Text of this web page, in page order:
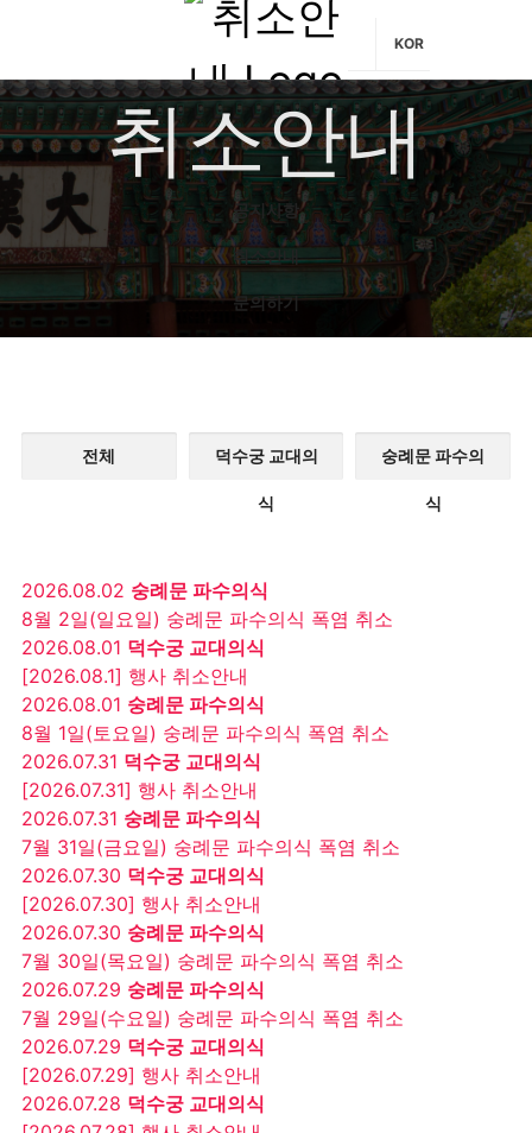
KOR
취소안내
공지사항
취소안내
문의하기
전체 덕수궁 교대의
식
숭례문 파수의
식
2026.08.02 숭례문 파수의식
8월 2일(일요일) 숭례문 파수의식 폭염 취소
2026.08.01 덕수궁 교대의식
[2026.08.1] 행사 취소안내
2026.08.01 숭례문 파수의식
8월 1일(토요일) 숭례문 파수의식 폭염 취소
2026.07.31 덕수궁 교대의식
[2026.07.31] 행사 취소안내
2026.07.31 숭례문 파수의식
7월 31일(금요일) 숭례문 파수의식 폭염 취소
2026.07.30 덕수궁 교대의식
[2026.07.30] 행사 취소안내
2026.07.30 숭례문 파수의식
7월 30일(목요일) 숭례문 파수의식 폭염 취소
2026.07.29 숭례문 파수의식
7월 29일(수요일) 숭례문 파수의식 폭염 취소
2026.07.29 덕수궁 교대의식
[2026.07.29] 행사 취소안내
2026.07.28 덕수궁 교대의식